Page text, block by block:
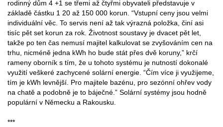
rodinný dům 4 +1 se třemi až čtyřmi obyvateli představuje v
základě částku 1 20 až 150 000 korun. “Vstupní ceny jsou velmi
individuální věc. To servis není až tak výrazná položka, činí asi
tisíc pět set korun za rok. Životnost soustavy je dvacet pět let,
takže po ten čas nemusí majitel kalkulovat se zvyšováním cen na
trhu, nicméně jedna kWh ho bude stát přes dvě koruny,” krčí
rameny oborník s tím, že u tohoto systému je nutností dokonalé
využití veškeré zachycené solární energie. “Čím více ji využijeme,
tím je kWh levnější. Pro majitele bazénu, pro sezónní ohřev vody
na chatě a podobně je to báječné.” Solární systémy jsou hodně
populární v Německu a Rakousku.
***